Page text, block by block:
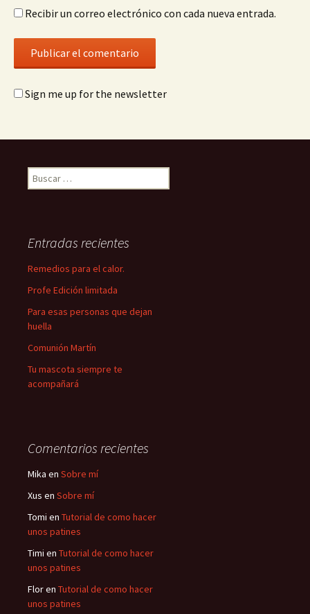
Recibir un correo electrónico con cada nueva entrada.
Sign me up for the newsletter
Buscar:
Entradas recientes
Remedios para el calor.
Profe Edición limitada
Para esas personas que dejan
huella
Comunión Martín
Tu mascota siempre te
acompañará
Comentarios recientes
Mika en Sobre mí
Xus en Sobre mí
Tomi en Tutorial de como hacer
unos patines
Timi en Tutorial de como hacer
unos patines
Floren Tutorial de como hacer
unos patines